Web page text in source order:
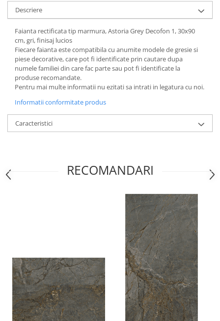
Descriere
Faianta rectificata tip marmura, Astoria Grey Decofon 1, 30x90
cm, gri, finisaj lucios
Fiecare faianta este compatibila cu anumite modele de gresie si
piese decorative, care pot fi identificate prin cautare dupa
numele familiei din care fac parte sau pot fi identificate la
produse recomandate.
Pentru mai multe informatii nu ezitati sa intrati in legatura cu noi.
Informatii conformitate produs
Caracteristici
RECOMANDARI